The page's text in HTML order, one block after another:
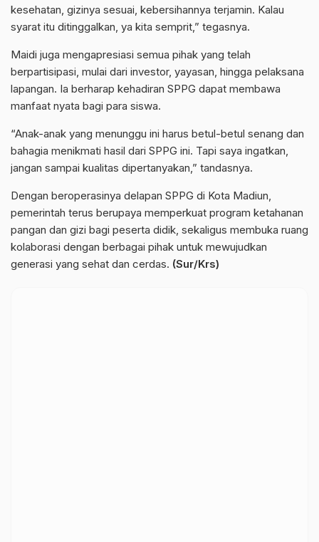
kesehatan, gizinya sesuai, kebersihannya terjamin. Kalau
syarat itu ditinggalkan, ya kita semprit,” tegasnya.
Maidi juga mengapresiasi semua pihak yang telah
berpartisipasi, mulai dari investor, yayasan, hingga pelaksana
lapangan. Ia berharap kehadiran SPPG dapat membawa
manfaat nyata bagi para siswa.
“Anak-anak yang menunggu ini harus betul-betul senang dan
bahagia menikmati hasil dari SPPG ini. Tapi saya ingatkan,
jangan sampai kualitas dipertanyakan,” tandasnya.
Dengan beroperasinya delapan SPPG di Kota Madiun,
pemerintah terus berupaya memperkuat program ketahanan
pangan dan gizi bagi peserta didik, sekaligus membuka ruang
kolaborasi dengan berbagai pihak untuk mewujudkan
generasi yang sehat dan cerdas. (Sur/Krs)